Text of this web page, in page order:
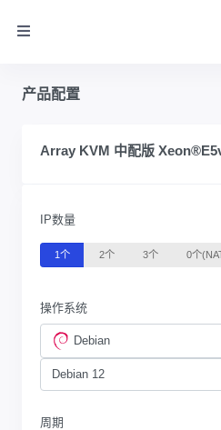
产品配置
Array KVM 中配版
IP数量
1个 2个 3个 0个
操作系统
Debian
周期